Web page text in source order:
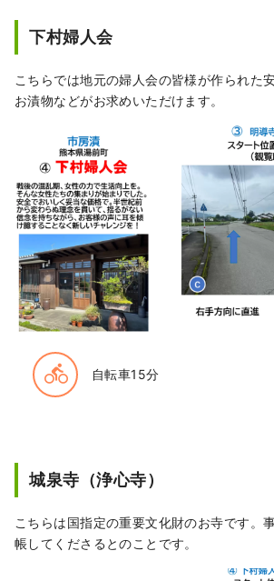
下村婦人会
こちらでは地元の婦人会の皆様が作られた
お漬物などがお求めいただけます。
directions_bike 自転車15分
城泉寺（浄心寺）
こちらは国指定の重要文化財のお寺です。
帳してくださるとのことです。